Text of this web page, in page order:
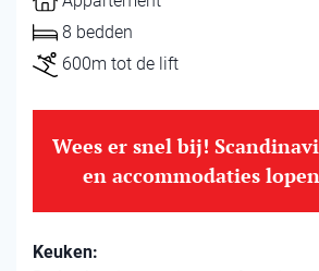
8 bedden
600m tot de lift
Wees er snel bij!
en accommodaties
Keuken: